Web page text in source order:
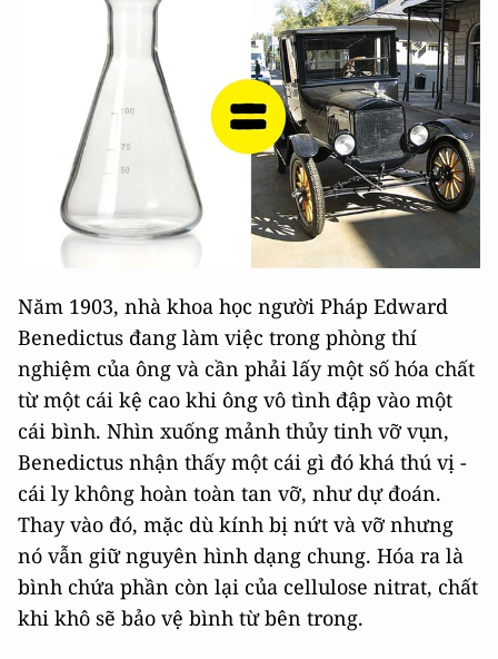
Năm 1903, nhà khoa học người Pháp Edward
Benedictus đang làm việc trong phòng thí
nghiệm của ông và cần phải lấy một số hóa chất
từ một cái kệ cao khi ông vô tình đập vào một
cái bình. Nhìn xuống mảnh thủy tinh vỡ vụn,
Benedictus nhận thấy một cái gì đó khá thú vị -
cái ly không hoàn toàn tan vỡ, như dự đoán.
Thay vào đó, mặc dù kính bị nứt và vỡ nhưng
nó vẫn giữ nguyên hình dạng chung. Hóa ra là
bình chứa phần còn lại của cellulose nitrat, chất
khi khô sẽ bảo vệ bình từ bên trong.